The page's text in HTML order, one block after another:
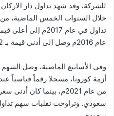
للشركة، وقد شهد تداول دار
خلال السنوات الخمس الماضية،
عام 2016م وصل إلى أدنى قيمة بـ 4.52 ريالاً.
وفي الأسابيع الماضية، وصل السهم